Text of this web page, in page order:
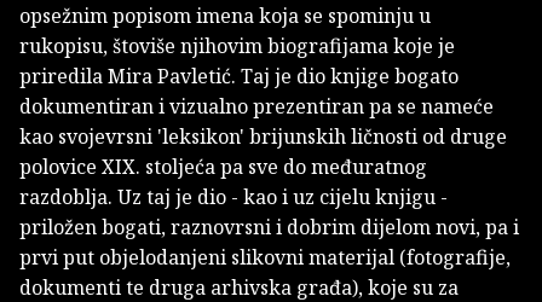
opsežnim popisom imena koja se spominju u
rukopisu, štoviše njihovim biografijama koje je
priredila Mira Pavletić. Taj je dio knjige bogato
dokumentiran i vizualno prezentiran pa se nameće
kao svojevrsni 'leksikon' brijunskih ličnosti od druge
polovice XIX. stoljeća pa sve do međuratnog
razdoblja. Uz taj je dio - kao i uz cijelu knjigu -
priložen bogati, raznovrsni i dobrim dijelom novi, pa i
prvi put objelodanjeni slikovni materijal (fotografije,
dokumenti te druga arhivska građa), koje su za